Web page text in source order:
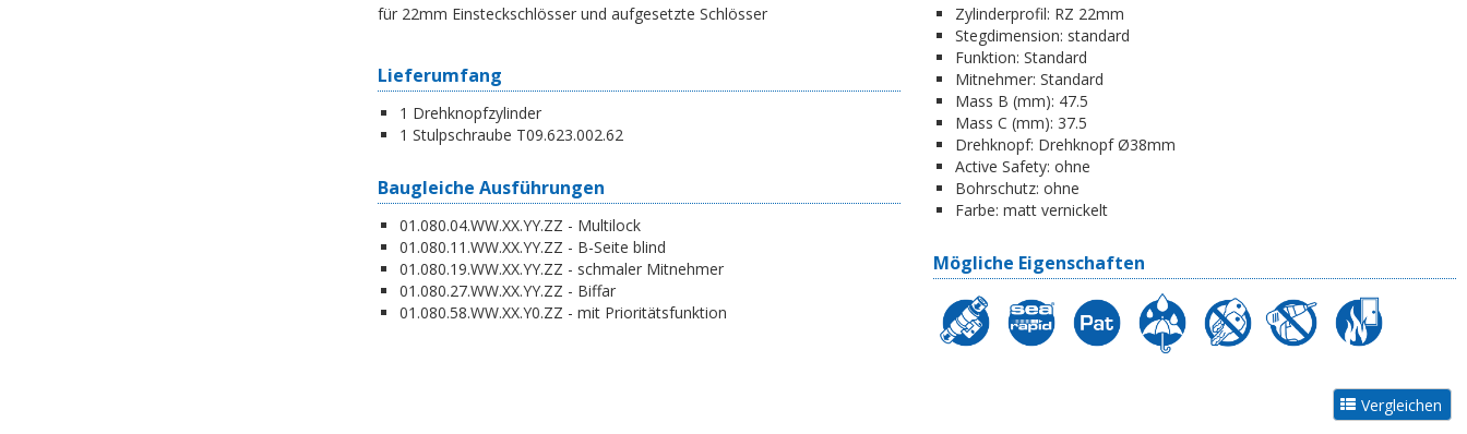
für 22mm Einsteckschlösser und aufgesetzte Schlösser
Lieferumfang
1 Drehknopfzylinder
1 Stulpschraube T09.623.002.62
Baugleiche Ausführungen
01.080.04.WW.XX.YY.ZZ - Multilock
01.080.11.WW.XX.YY.ZZ - B-Seite blind
01.080.19.WW.XX.YY.ZZ - schmaler Mitnehmer
01.080.27.WW.XX.YY.ZZ - Biffar
01.080.58.WW.XX.Y0.ZZ - mit Prioritätsfunktion
Zylinderprofil: RZ 22mm
Stegdimension: standard
Funktion: Standard
Mitnehmer: Standard
Mass B (mm): 47.5
Mass C (mm): 37.5
Drehknopf: Drehknopf Ø38mm
Active Safety: ohne
Bohrschutz: ohne
Farbe: matt vernickelt
Mögliche Eigenschaften